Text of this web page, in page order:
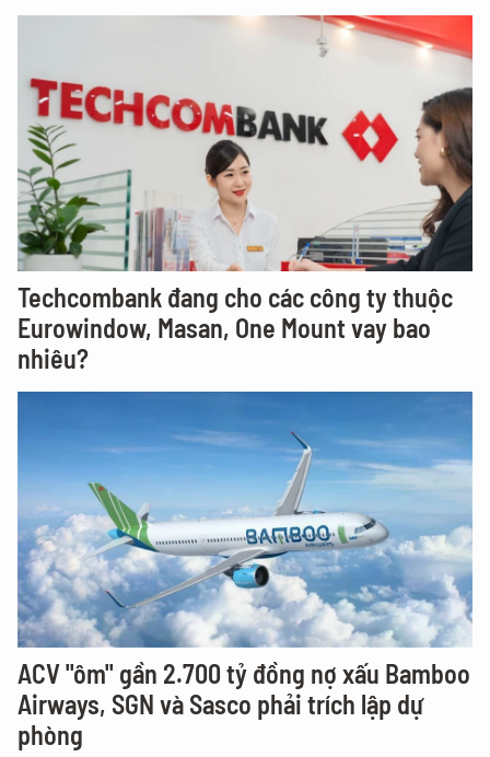
Techcombank đang cho các công ty thuộc
Eurowindow, Masan, One Mount vay bao
nhiêu?
ACV "ôm" gần 2.700 tỷ đồng nợ xấu Bamboo
Airways, SGN và Sasco phải trích lập dự
phòng